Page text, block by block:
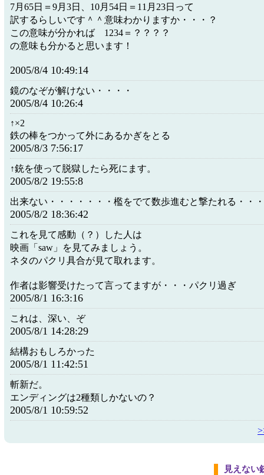
7月65日＝9月3日、10月54日＝11月23日って
訳するらしいです＾＾意味わかりますか・・・？
この意味が分かれば 1234＝？？？？
の意味も分かると思います！
2005/8/4 10:49:14
鏡のなぞが解けない・・・・
2005/8/4 10:26:4
↑×2
鉄の棒をつかって外にあるかぎをとる
2005/8/3 7:56:17
↑銃を使って脱獄したら死にます。
2005/8/2 19:55:8
出来ない・・・・・・・檻をでて数歩進むと撃たれる・・・
2005/8/2 18:36:42
これを見て感動（？）した人は
映画「saw」を見てみましょう。
ネタのパクリ具合が見て取れます。
作者は影響受けたって言ってますが・・・パクリ過ぎ
2005/8/1 16:3:16
これは、深い、ぞ
2005/8/1 14:28:29
結構おもしろかった
2005/8/1 11:42:51
斬新だ。
エンディングは2種類しかないの？
2005/8/1 10:59:52
見えない